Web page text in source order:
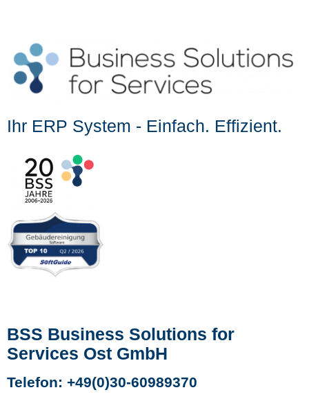
Ihr ERP System - Einfach. Effizient.
BSS Business Solutions for
Services Ost GmbH
Telefon: +49(0)30-60989370